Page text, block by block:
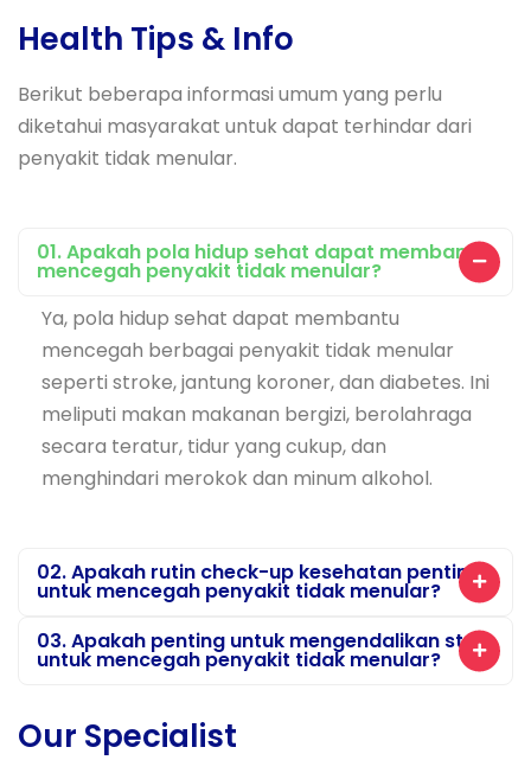
Health Tips & Info
Berikut beberapa informasi umum yang perlu
diketahui masyarakat untuk dapat terhindar dari
penyakit tidak menular.
01. Apakah pola hidup sehat dapat membantu
mencegah penyakit tidak menular?
Ya, pola hidup sehat dapat membantu
mencegah berbagai penyakit tidak menular
seperti stroke, jantung koroner, dan diabetes. Ini
meliputi makan makanan bergizi, berolahraga
secara teratur, tidur yang cukup, dan
menghindari merokok dan minum alkohol.
02. Apakah rutin check-up kesehatan penting
untuk mencegah penyakit tidak menular?
03. Apakah penting untuk mengendalikan stres
untuk mencegah penyakit tidak menular?
Our Specialist